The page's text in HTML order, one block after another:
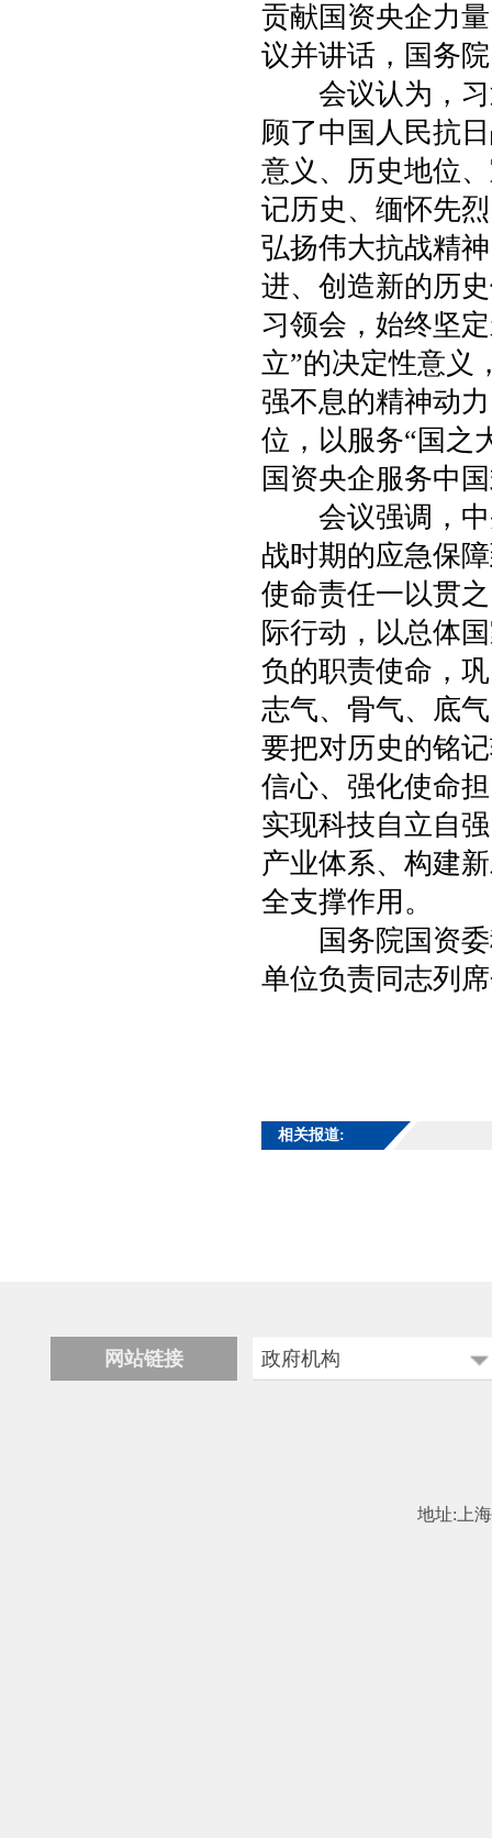
贡献国资央企力
议并讲话，国务
会议认为，习
顾了中国人民抗
意义、历史地位
记历史、缅怀先
弘扬伟大抗战精
进、创造新的历
习领会，始终坚
立”的决定性意义
强不息的精神动
位，以服务“国之
国资央企服务中
会议强调，中
战时期的应急保
使命责任一以贯
际行动，以总体
负的职责使命，
志气、骨气、底
要把对历史的铭
信心、强化使命
实现科技自立自
产业体系、构建
全支撑作用。
国务院国资委
单位负责同志列
相关报道:
网站链接
政府机构
地址:上